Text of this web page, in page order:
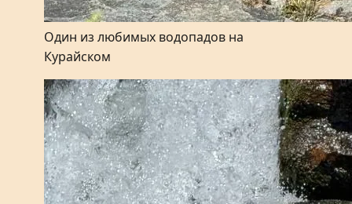
Один из любимых водопадов на
Курайском